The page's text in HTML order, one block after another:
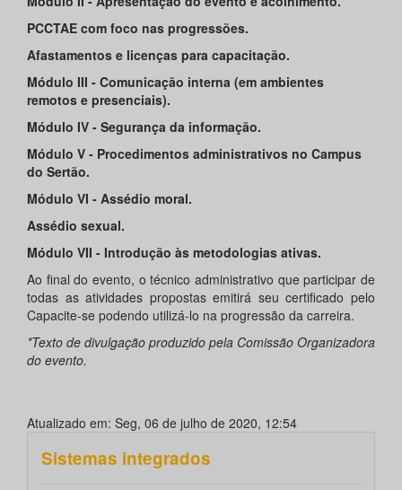
PCCTAE com foco nas progressões.
Afastamentos e licenças para capacitação.
Módulo III - Comunicação interna (em ambientes
remotos e presenciais).
Módulo IV - Segurança da informação.
Módulo V - Procedimentos administrativos no Campus
do Sertão.
Módulo VI - Assédio moral.
Assédio sexual.
Módulo VII - Introdução às metodologias ativas.
Ao final do evento, o técnico administrativo que participar de
todas as atividades propostas emitirá seu certificado pelo
Capacite-se podendo utilizá-lo na progressão da carreira.
*Texto de divulgação produzido pela Comissão Organizadora
do evento.
Atualizado em: Seg, 06 de julho de 2020, 12:54
Sistemas integrados